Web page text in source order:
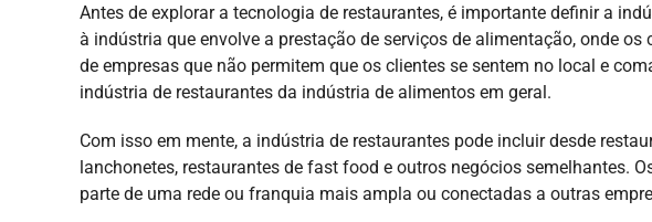
Antes de explorar a tecnologia de restaurantes, é importante definir a
à indústria que envolve a prestação de serviços de alimentação, onde
de empresas que não permitem que os clientes se sentem no local e
indústria de restaurantes da indústria de alimentos em geral.
Com isso em mente, a indústria de restaurantes pode incluir desde
lanchonetes, restaurantes de fast food e outros negócios semelhantes.
parte de uma rede ou franquia mais ampla ou conectadas a outras